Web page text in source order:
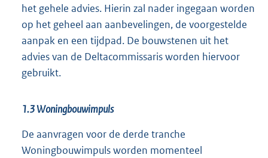
het gehele advies. Hierin zal nader ingegaan worden
op het geheel aan aanbevelingen, de voorgestelde
aanpak en een tijdpad. De bouwstenen uit het
advies van de Deltacommissaris worden hiervoor
gebruikt.
1.3 Woningbouwimpuls
De aanvragen voor de derde tranche
Woningbouwimpuls worden momenteel